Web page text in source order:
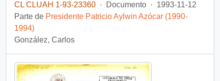
CL CLUAH 1-93-23360 · Documento · 1993-11-12
Parte de Presidente Patricio Aylwin Azócar (1990-
1994)
González, Carlos